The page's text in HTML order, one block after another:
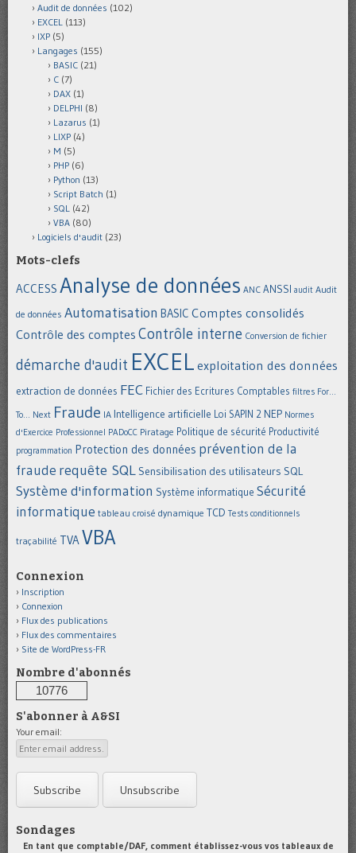
Audit de données (102)
EXCEL (113)
IXP (5)
Langages (155)
BASIC (21)
C (7)
DAX (1)
DELPHI (8)
Lazarus (1)
LIXP (4)
M (5)
PHP (6)
Python (13)
Script Batch (1)
SQL (42)
VBA (80)
Logiciels d'audit (23)
Mots-clefs
ACCESS Analyse de données ANC ANSSI audit Audit
de données Automatisation BASIC Comptes consolidés
Contrôle des comptes Contrôle interne Conversion de fichier
démarche d'audit EXCEL exploitation des données
extraction de données FEC Fichier des Ecritures Comptables filtres For...
To... Next Fraude IA Intelligence artificielle Loi SAPIN 2 NEP Normes
d'Exercice Professionnel PADoCC Piratage Politique de sécurité Productivité
programmation Protection des données prévention de la
fraude requête SQL Sensibilisation des utilisateurs SQL
Système d'information Système informatique Sécurité
informatique tableau croisé dynamique TCD Tests conditionnels
traçabilité TVA VBA
Connexion
Inscription
Connexion
Flux des publications
Flux des commentaires
Site de WordPress-FR
Nombre d'abonnés
10776
S'abonner à A&SI
Your email:
Sondages
En tant que comptable/DAF, comment établissez-vous vos tableaux de